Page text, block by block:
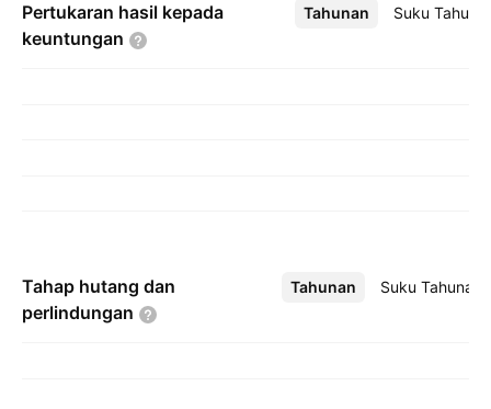
Pertukaran hasil kepada
keuntungan
Tahunan Suku
Lebih
Tahap hutang dan
perlindungan
Tahunan Suku Tahunan
Lebih